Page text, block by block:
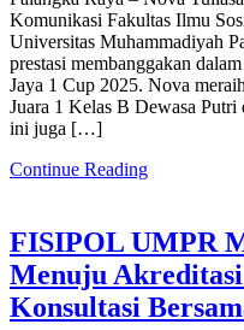
Komunikasi Fakultas Ilmu
Universitas Muhammadiyah
prestasi membanggakan
Jaya 1 Cup 2025. Nova
Juara 1 Kelas B Dewasa Putri
ini juga […]
Continue Reading
FISIPOL UMPR
Menuju
Konsultasi